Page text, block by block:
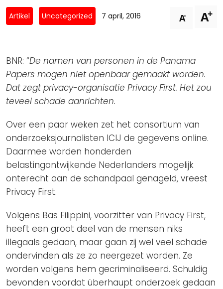
PSD2-me-niet
Nieuwsbrieven
Privacybeleid
ANBI Status
Playlist
Artikel Uncategorized 7 april, 2016 A- A+
BNR: “De namen van personen in de Panama
Papers mogen niet openbaar gemaakt worden.
Dat zegt privacy-organisatie Privacy First. Het zou
teveel schade aanrichten.
Over een paar weken zet het consortium van
onderzoeksjournalisten ICIJ de gegevens online.
Daarmee worden honderden
belastingontwijkende Nederlanders mogelijk
onterecht aan de schandpaal genageld, vreest
Privacy First.
Volgens Bas Filippini, voorzitter van Privacy First,
heeft een groot deel van de mensen niks
illegaals gedaan, maar gaan zij wel veel schade
ondervinden als ze zo neergezet worden. Ze
worden volgens hem gecriminaliseerd. Schuldig
bevonden voordat überhaupt onderzoek gedaan